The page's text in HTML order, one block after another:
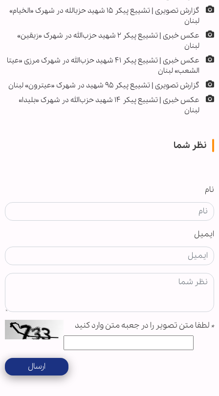
گزارش تصویری | تشییع پیکر ۱۵ شهید حزب‎الله در شهرک «الخیام»
لبنان
عکس خبری | تشییع پیکر ۲ شهید حزب‌الله در شهرک «زبقین»
لبنان
عکس خبری | تشییع پیکر ۴۱ شهید حزب‌الله در شهرک مرزی «عیتا
الشعب» لبنان
گزارش تصویری | تشییع پیکر ۹۵ شهید در شهرک «عیترون» لبنان
عکس خبری | تشییع پیکر ۱۴ شهید حزب‌الله در شهرک «بلیدا»
لبنان
نظر شما
نام
ایمیل
* لطفا متن تصویر را در جعبه متن وارد کنید
ارسال